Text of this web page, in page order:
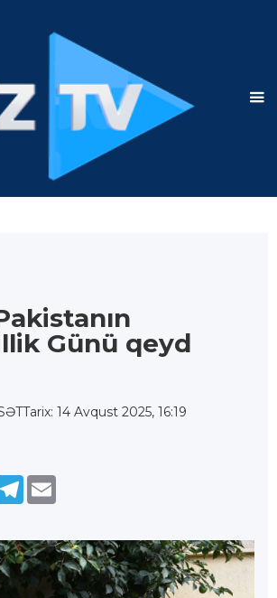
Günü qeyd
Tarix: 14 Avqust 2025, 16:19
Telegram